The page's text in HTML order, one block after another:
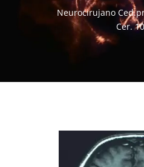
Neurocirujano
Cer.